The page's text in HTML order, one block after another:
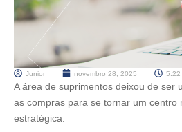
Junior novembro 28, 2025 5:22
A área de suprimentos deixou de ser
as compras para se tornar um centro
estratégica.